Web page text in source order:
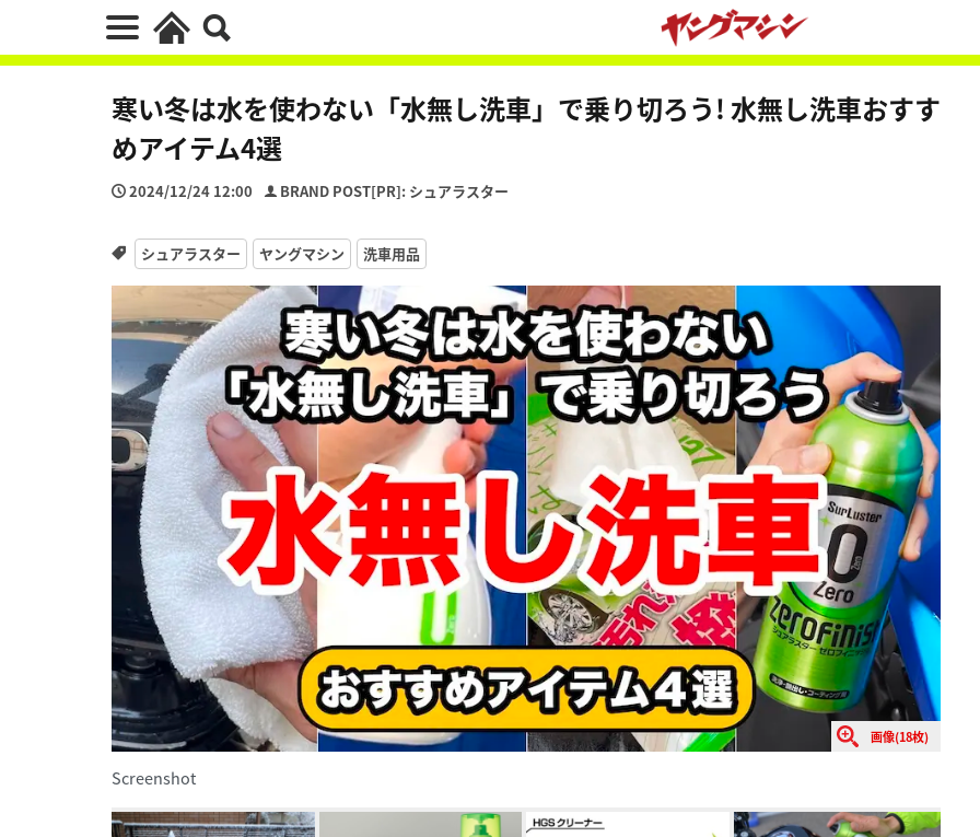
寒い冬は水を使わない「水無し洗車」で乗り切ろう! 水無し洗車おすす
めアイテム4選
2024/12/24 12:00 BRAND POST[PR]: シュアラスター
シュアラスター ヤングマシン 洗車用品
画像(18枚)
Screenshot